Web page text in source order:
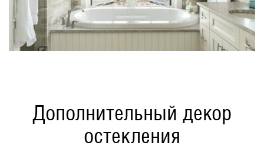
Дополнительный декор
остекления